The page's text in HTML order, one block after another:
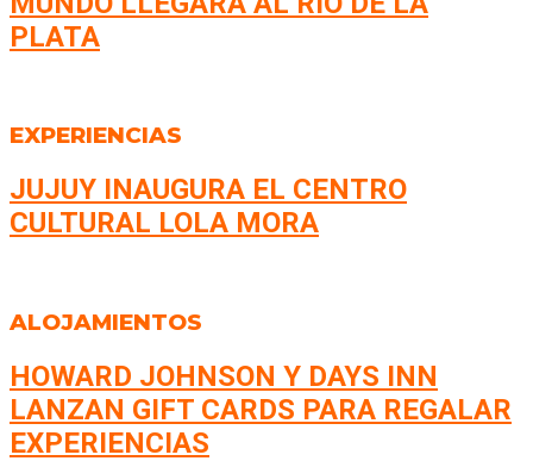
PLATA
EXPERIENCIAS
JUJUY INAUGURA EL CENTRO
CULTURAL LOLA MORA
ALOJAMIENTOS
HOWARD JOHNSON Y DAYS INN
LANZAN GIFT CARDS PARA REGALAR
EXPERIENCIAS